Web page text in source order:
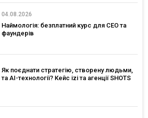
04.08.2026
Наймологія: безплатний курс для CEO та
фаундерів
Як поєднати стратегію, створену людьми,
та AI-технології? Кейс izi та агенції SHOTS